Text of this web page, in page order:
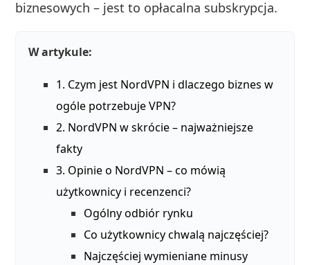
biznesowych – jest to opłacalna subskrypcja.
W artykule:
1. Czym jest NordVPN i dlaczego biznes w
ogóle potrzebuje VPN?
2. NordVPN w skrócie – najważniejsze
fakty
3. Opinie o NordVPN – co mówią
użytkownicy i recenzenci?
Ogólny odbiór rynku
Co użytkownicy chwalą najczęściej?
Najczęściej wymieniane minusy